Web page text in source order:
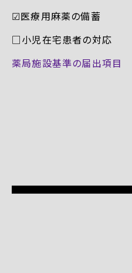
☑︎医療用麻薬の備蓄
□小児在宅患者の対応
薬局施設基準の届出項目